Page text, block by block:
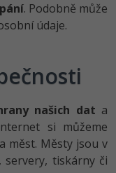
. Podobně může
údaje.
našich dat a
si můžeme
měst. Městy jsou v
tiskárny či